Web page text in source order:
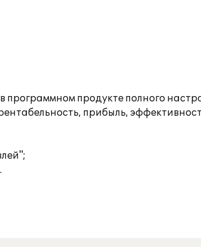
программном продукте полного
прибыль,